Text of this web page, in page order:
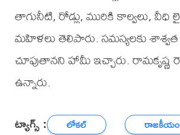
తాగునీటి, రోడ్లు, మురికి కాల్వలు, వీధి
మహిళలు తెలిపారు. సమస్యలకు
చూపుతానని హామీ ఇచ్చారు. రామకృష్ణ
ఉన్నారు.
ట్యాగ్స్ : లోకల్
రాజకీయం